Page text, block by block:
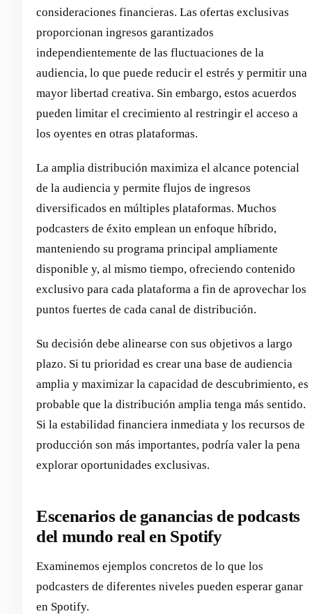
consideraciones financieras. Las ofertas exclusivas
proporcionan ingresos garantizados
independientemente de las fluctuaciones de la
audiencia, lo que puede reducir el estrés y permitir una
mayor libertad creativa. Sin embargo, estos acuerdos
pueden limitar el crecimiento al restringir el acceso a
los oyentes en otras plataformas.
La amplia distribución maximiza el alcance potencial
de la audiencia y permite flujos de ingresos
diversificados en múltiples plataformas. Muchos
podcasters de éxito emplean un enfoque híbrido,
manteniendo su programa principal ampliamente
disponible y, al mismo tiempo, ofreciendo contenido
exclusivo para cada plataforma a fin de aprovechar los
puntos fuertes de cada canal de distribución.
Su decisión debe alinearse con sus objetivos a largo
plazo. Si tu prioridad es crear una base de audiencia
amplia y maximizar la capacidad de descubrimiento, es
probable que la distribución amplia tenga más sentido.
Si la estabilidad financiera inmediata y los recursos de
producción son más importantes, podría valer la pena
explorar oportunidades exclusivas.
Escenarios de ganancias de podcasts
del mundo real en Spotify
Examinemos ejemplos concretos de lo que los
podcasters de diferentes niveles pueden esperar ganar
en Spotify.